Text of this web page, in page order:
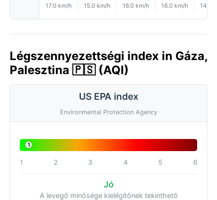
17.0 km/h 15.0 km/h 16.0 km/h 16.0 km/h 14.0
Légszennyezettségi index in Gáza,
Palesztina 🇵🇸 (AQI)
US EPA index
Environmental Protection Agency
1
1 2 3 4 5 6
Jó
A levegő minősége kielégítőnek tekinthető